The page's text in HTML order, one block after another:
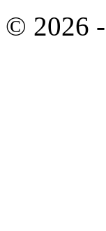
© 2026 -